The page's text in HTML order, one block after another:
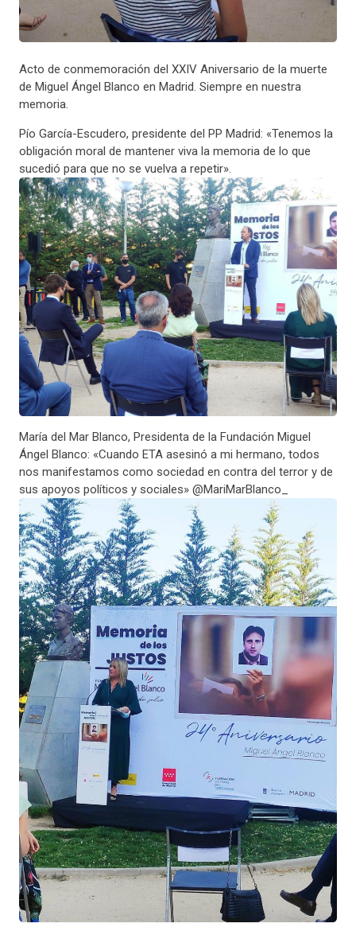
Acto de conmemoración del XXIV Aniversario de la muerte
de Miguel Ángel Blanco en Madrid. Siempre en nuestra
memoria.
Pío García-Escudero, presidente del PP Madrid: «Tenemos la
obligación moral de mantener viva la memoria de lo que
sucedió para que no se vuelva a repetir».
María del Mar Blanco, Presidenta de la Fundación Miguel
Ángel Blanco: «Cuando ETA asesinó a mi hermano, todos
nos manifestamos como sociedad en contra del terror y de
sus apoyos políticos y sociales» @MariMarBlanco_